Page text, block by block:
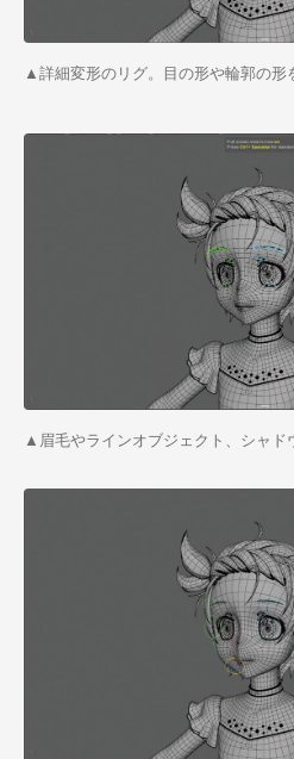
▲詳細変形のリグ。目の形や輪郭の形
▲眉毛やラインオブジェクト、シャド